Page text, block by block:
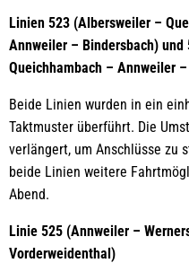
Linien 523 (Albersweiler –
Annweiler – Bindersbach)
Queichhambach – Annweiler
Beide Linien wurden in ein
Taktmuster überführt. Die
verlängert, um Anschlüsse zu
beide Linien weitere
Abend.
Linie 525 (Annweiler –
Vorderweidenthal)